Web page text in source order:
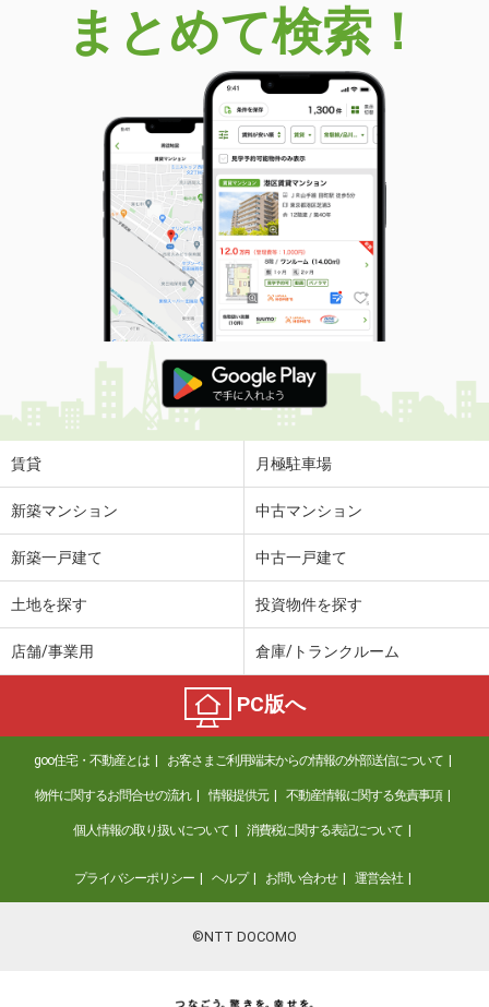
まとめて検索！
賃貸 月極駐車場
新築マンション 中古マンション
新築一戸建て 中古一戸建て
土地を探す 投資物件を探す
店舗/事業用 倉庫/トランクルーム
PC版へ
goo住宅・不動産とは お客さまご利用端末からの情報の外部送信について
物件に関するお問合せの流れ 情報提供元 不動産情報に関する免責事項
個人情報の取り扱いについて 消費税に関する表記について
プライバシーポリシー ヘルプ お問い合わせ 運営会社
©NTT DOCOMO